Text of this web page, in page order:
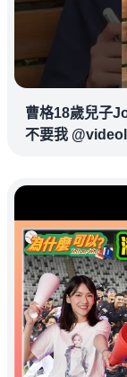
曹格18歲兒子
不要我